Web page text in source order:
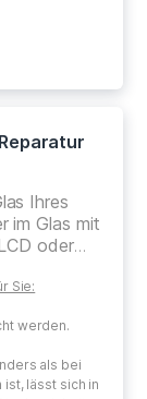
Ihres
im Glas mit
oder
Sie:
werden.
als bei
lässt sich in